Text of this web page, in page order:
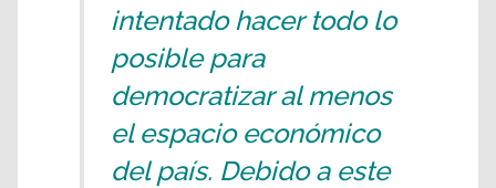
intentado hacer todo lo
posible para
democratizar al menos
el espacio económico
del país. Debido a este